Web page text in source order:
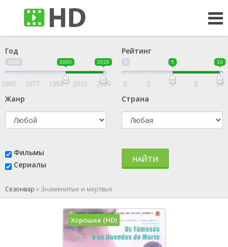
Год
1960 2000 2026
1960 1977 1993 2010 2026
Рейтинг
0 5 10
0 3 5 8 10
Жанр Страна
Фильмы
Сериалы
НАЙТИ
Сезонвар » Знаменитые и мертвые
Хорошее (HD)